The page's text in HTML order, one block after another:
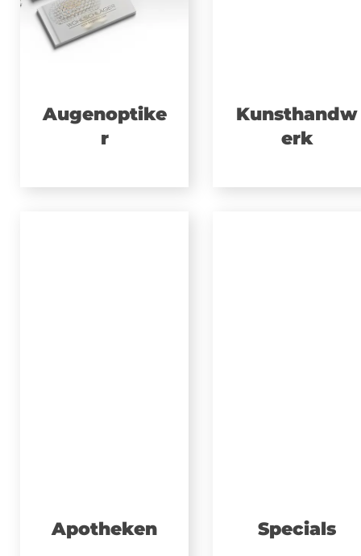
Augenoptike
r
Kunsthandw
erk
Apotheken Specials